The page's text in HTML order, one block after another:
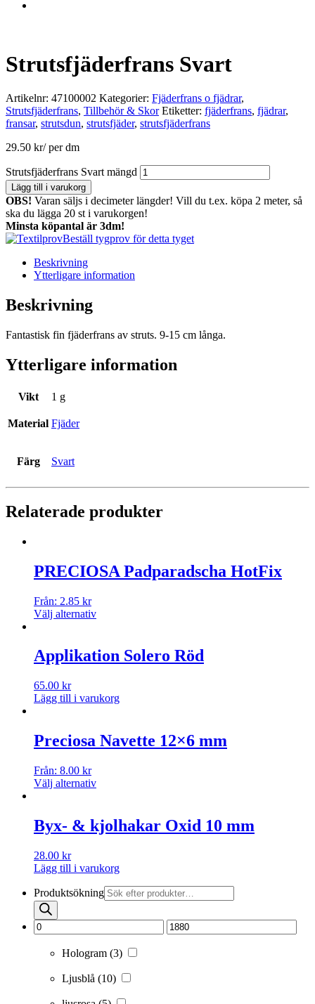
Strutsfjäderfrans Svart
Artikelnr: 47100002 Kategorier: Fjäderfrans o fjädrar,
Strutsfjäderfrans, Tillbehör & Skor Etiketter: fjäderfrans, fjädrar,
fransar, strutsdun, strutsfjäder, strutsfjäderfrans
29.50 kr/ per dm
Strutsfjäderfrans Svart mängd
Lägg till i varukorg
OBS! Varan säljs i decimeter längder! Vill du t.ex. köpa 2 meter, så
ska du lägga 20 st i varukorgen!
Minsta köpantal är 3dm!
Beställ tygprov för detta tyget
Beskrivning
Ytterligare information
Beskrivning
Fantastisk fin fjäderfrans av struts. 9-15 cm långa.
Ytterligare information
Vikt 1 g
Material Fjäder
Färg Svart
Relaterade produkter
PRECIOSA Padparadscha HotFix
Från: 2.85 kr
Välj alternativ
Applikation Solero Röd
65.00 kr
Lägg till i varukorg
Preciosa Navette 12×6 mm
Från: 8.00 kr
Välj alternativ
Byx- & kjolhakar Oxid 10 mm
28.00 kr
Lägg till i varukorg
Produktsökning
Hologram (3)
Ljusblå (10)